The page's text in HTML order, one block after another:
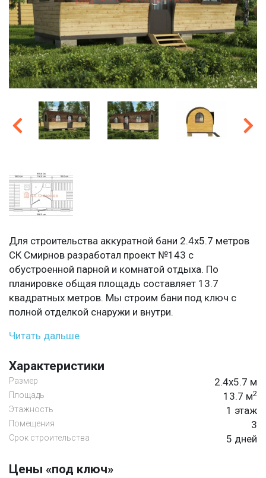
Для строительства аккуратной бани 2.4х5.7 метров
СК Смирнов разработал проект №143 с
обустроенной парной и комнатой отдыха. По
планировке общая площадь составляет 13.7
квадратных метров. Мы строим бани под ключ с
полной отделкой снаружи и внутри.
Читать дальше
Характеристики
Размер 2.4х5.7 м
Площадь 13.7 м2
Этажность 1 этаж
Помещения 3
Срок строительства 5 дней
Цены «под ключ»